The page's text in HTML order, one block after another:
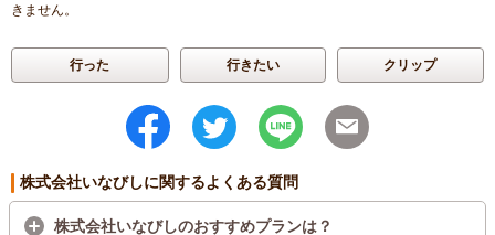
きません。
行った 行きたい クリップ
株式会社いなびしに関するよくある質問
株式会社いなびしのおすすめプランは？